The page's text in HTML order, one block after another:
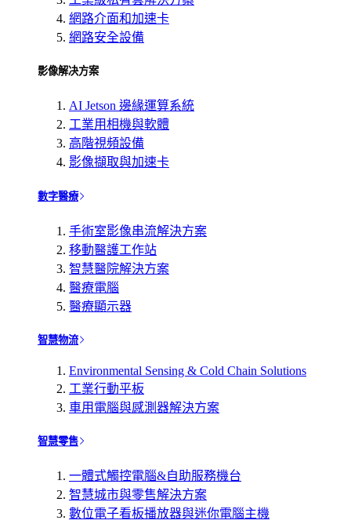
網路介面和加速卡
網路安全設備
影像解决方案
AI Jetson 邊緣運算系統
工業用相機與軟體
高階視頻設備
影像擷取與加速卡
數字醫療
手術室影像串流解決方案
移動醫護工作站
智慧醫院解決方案
醫療電腦
醫療顯示器
智慧物流
Environmental Sensing & Cold Chain Solutions
工業行動平板
車用電腦與感測器解決方案
智慧零售
一體式觸控電腦&自助服務機台
智慧城市與零售解決方案
數位電子看板播放器與迷你電腦主機